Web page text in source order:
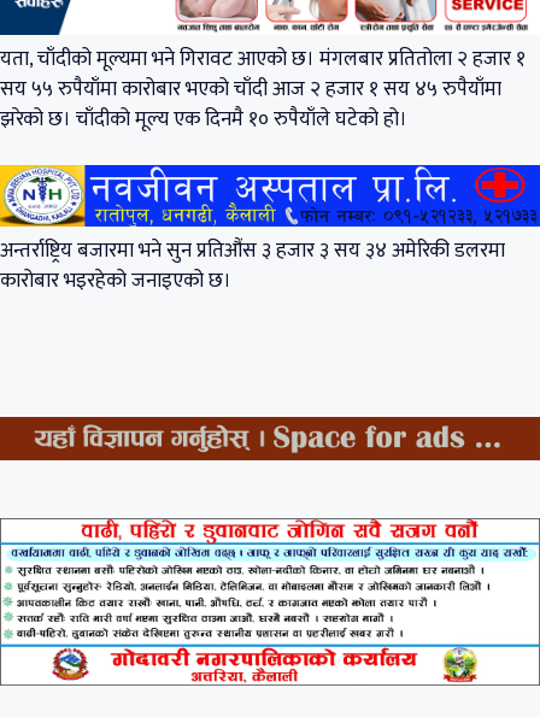
यता, चाँदीको मूल्यमा भने गिरावट आएको छ। मंगलबार प्रतितोला २ हजार १
सय ५५ रुपैयाँमा कारोबार भएको चाँदी आज २ हजार १ सय ४५ रुपैयाँमा
झरेको छ। चाँदीको मूल्य एक दिनमै १० रुपैयाँले घटेको हो।
अन्तर्राष्ट्रिय बजारमा भने सुन प्रतिऔंस ३ हजार ३ सय ३४ अमेरिकी डलरमा
कारोबार भइरहेको जनाइएको छ।